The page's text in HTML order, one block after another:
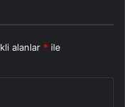
alanlar * ile